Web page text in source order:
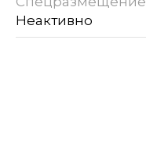
Неактивно